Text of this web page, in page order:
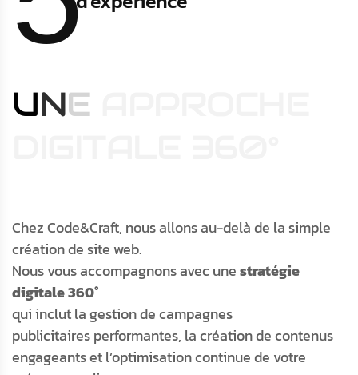
UNE
Chez Code&Craft, nous allons au-delà de la simple
création de site web.
Nous vous accompagnons avec unestratégie
digitale 360°
qui inclut la gestion de campagnes
publicitaires performantes, la création de contenus
engageants et l’optimisation continue de votre